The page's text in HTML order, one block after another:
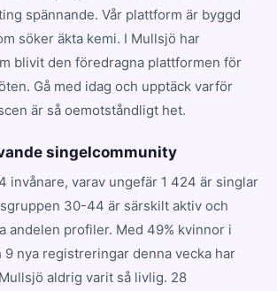
spännande. Vår plattform är byggd
söker äkta kemi. I Mullsjö har
blivit den föredragna plattformen för
Gå med idag och upptäck varför
är så oemotståndligt het.
singelcommunity
invånare, varav ungefär 1 424 är singlar
30-44 är särskilt aktiv och
andelen profiler. Med 49% kvinnor i
nya registreringar denna vecka har
aldrig varit så livlig. 28